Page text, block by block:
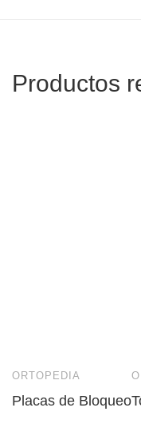
Productos
ORTOPEDIA
Placas de Bloqueo